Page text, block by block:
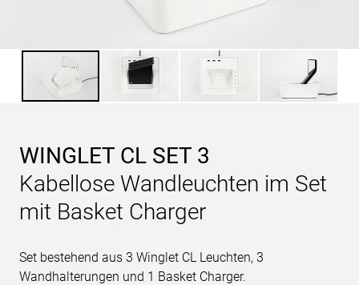
WINGLET CL SET 3
Kabellose Wandleuchten im Set
mit Basket Charger
Set bestehend aus 3 Winglet CL Leuchten, 3
Wandhalterungen und 1 Basket Charger.